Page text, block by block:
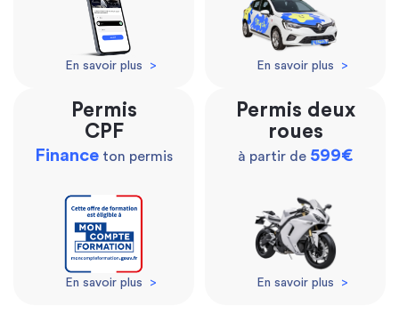
En savoir plus > En savoir plus >
Permis
CPF
Finance ton permis
En savoir plus >
Permis deux
roues
à partir de 599€
En savoir plus >